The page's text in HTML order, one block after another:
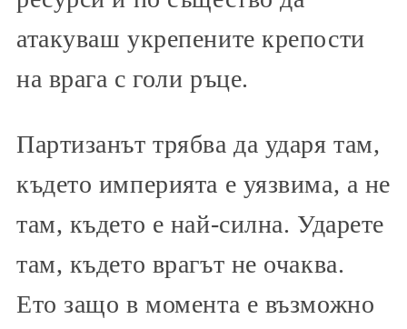
атакуваш укрепените крепости
на врага с голи ръце.
Партизанът трябва да ударя там,
където империята е уязвима, а не
там, където е най-силна. Ударете
там, където врагът не очаква.
Ето защо в момента е възможно